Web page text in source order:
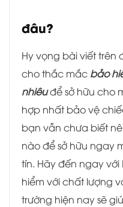
đâu?
Hy vọng bài viết trên
cho thắc mắc bảo
nhiêuđể sở hữu cho
hợp nhất bảo vệ
bạn vẫn chưa biết
nào để sở hữu ngay
tín. Hãy đến ngay với
hiểm với chất lượng
trường hiện nay sẽ